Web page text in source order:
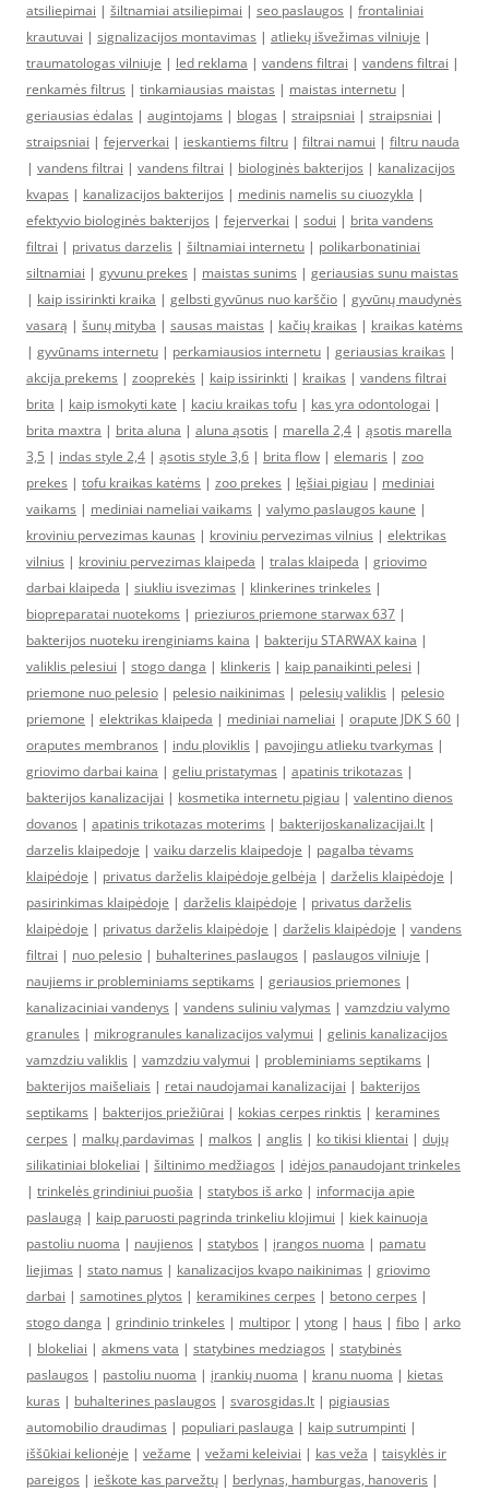
atsiliepimai | šiltnamiai atsiliepimai | seo paslaugos | frontaliniai
krautuvai | signalizacijos montavimas | atliekų išvežimas vilniuje |
traumatologas vilniuje | led reklama | vandens filtrai | vandens filtrai |
renkamės filtrus | tinkamiausias maistas | maistas internetu |
geriausias ėdalas | augintojams | blogas | straipsniai | straipsniai |
straipsniai | fejerverkai | ieskantiems filtru | filtrai namui | filtru nauda
| vandens filtrai | vandens filtrai | biologinės bakterijos | kanalizacijos
kvapas | kanalizacijos bakterijos | medinis namelis su ciuozykla |
efektyvio biologinės bakterijos | fejerverkai | sodui | brita vandens
filtrai | privatus darzelis | šiltnamiai internetu | polikarbonatiniai
siltnamiai | gyvunu prekes | maistas sunims | geriausias sunu maistas
| kaip issirinkti kraika | gelbsti gyvūnus nuo karščio | gyvūnų maudynės
vasarą | šunų mityba | sausas maistas | kačių kraikas | kraikas katėms
| gyvūnams internetu | perkamiausios internetu | geriausias kraikas |
akcija prekems | zooprekės | kaip issirinkti | kraikas | vandens filtrai
brita | kaip ismokyti kate | kaciu kraikas tofu | kas yra odontologai |
brita maxtra | brita aluna | aluna ąsotis | marella 2,4 | ąsotis marella
3,5 | indas style 2,4 | ąsotis style 3,6 | brita flow | elemaris | zoo
prekes | tofu kraikas katėms | zoo prekes | lęšiai pigiau | mediniai
vaikams | mediniai nameliai vaikams | valymo paslaugos kaune |
kroviniu pervezimas kaunas | kroviniu pervezimas vilnius | elektrikas
vilnius | kroviniu pervezimas klaipeda | tralas klaipeda | griovimo
darbai klaipeda | siukliu isvezimas | klinkerines trinkeles |
biopreparatai nuotekoms | prieziuros priemone starwax 637 |
bakterijos nuoteku irenginiams kaina | bakteriju STARWAX kaina |
valiklis pelesiui | stogo danga | klinkeris | kaip panaikinti pelesi |
priemone nuo pelesio | pelesio naikinimas | pelesių valiklis | pelesio
priemone | elektrikas klaipeda | mediniai nameliai | orapute JDK S 60 |
oraputes membranos | indu ploviklis | pavojingu atlieku tvarkymas |
griovimo darbai kaina | geliu pristatymas | apatinis trikotazas |
bakterijos kanalizacijai | kosmetika internetu pigiau | valentino dienos
dovanos | apatinis trikotazas moterims | bakterijoskanalizacijai.lt |
darzelis klaipedoje | vaiku darzelis klaipedoje | pagalba tėvams
klaipėdoje | privatus darželis klaipėdoje gelbėja | darželis klaipėdoje |
pasirinkimas klaipėdoje | darželis klaipėdoje | privatus darželis
klaipėdoje | privatus darželis klaipėdoje | darželis klaipėdoje | vandens
filtrai | nuo pelesio | buhalterines paslaugos | paslaugos vilniuje |
naujiems ir probleminiams septikams | geriausios priemones |
kanalizaciniai vandenys | vandens suliniu valymas | vamzdziu valymo
granules | mikrogranules kanalizacijos valymui | gelinis kanalizacijos
vamzdziu valiklis | vamzdziu valymui | probleminiams septikams |
bakterijos maišeliais | retai naudojamai kanalizacijai | bakterijos
septikams | bakterijos priežiūrai | kokias cerpes rinktis | keramines
cerpes | malkų pardavimas | malkos | anglis | ko tikisi klientai | dujų
silikatiniai blokeliai | šiltinimo medžiagos | idėjos panaudojant trinkeles
| trinkelės grindiniui puošia | statybos iš arko | informacija apie
paslaugą | kaip paruosti pagrinda trinkeliu klojimui | kiek kainuoja
pastoliu nuoma | naujienos | statybos | įrangos nuoma | pamatu
liejimas | stato namus | kanalizacijos kvapo naikinimas | griovimo
darbai | samotines plytos | keramikines cerpes | betono cerpes |
stogo danga | grindinio trinkeles | multipor | ytong | haus | fibo | arko
| blokeliai | akmens vata | statybines medziagos | statybinės
paslaugos | pastoliu nuoma | įrankių nuoma | kranu nuoma | kietas
kuras | buhalterines paslaugos | svarosgidas.lt | pigiausias
automobilio draudimas | populiari paslauga | kaip sutrumpinti |
iššūkiai kelionėje | vežame | vežami keleiviai | kas veža | taisyklės ir
pareigos | ieškote kas parvežtų | berlynas, hamburgas, hanoveris |